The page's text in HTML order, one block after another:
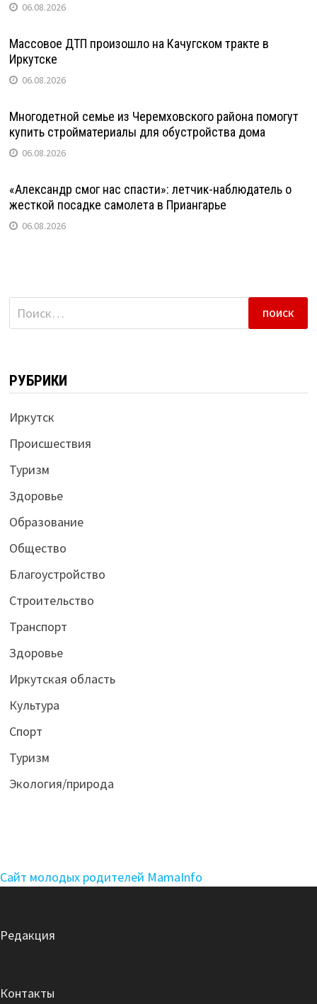
06.08.2026
Массовое ДТП произошло на Качугском тракте в
Иркутске
06.08.2026
Многодетной семье из Черемховского района помогут
купить стройматериалы для обустройства дома
06.08.2026
«Александр смог нас спасти»: летчик-наблюдатель о
жесткой посадке самолета в Приангарье
06.08.2026
Найти:
РУБРИКИ
Иркутск
Происшествия
Туризм
Здоровье
Образование
Общество
Благоустройство
Строительство
Транспорт
Здоровье
Иркутская область
Культура
Спорт
Туризм
Экология/природа
Сайт молодых родителей MamaInfo
Редакция
Контакты